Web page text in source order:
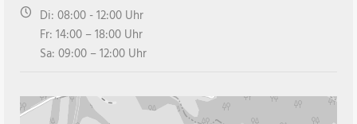
Di: 08:00 - 12:00 Uhr
Fr: 14:00 – 18:00 Uhr
Sa: 09:00 – 12:00 Uhr